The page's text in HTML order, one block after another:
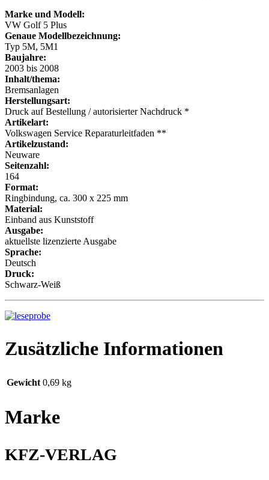
Marke und Modell:
VW Golf 5 Plus
Genaue Modellbezeichnung:
Typ 5M, 5M1
Baujahre:
2003 bis 2008
Inhalt/thema:
Bremsanlagen
Herstellungsart:
Druck auf Bestellung / autorisierter Nachdruck *
Artikelart:
Volkswagen Service Reparaturleitfaden **
Artikelzustand:
Neuware
Seitenzahl:
164
Format:
Ringbindung, ca. 300 x 225 mm
Material:
Einband aus Kunststoff
Ausgabe:
aktuellste lizenzierte Ausgabe
Sprache:
Deutsch
Druck:
Schwarz-Weiß
Zusätzliche Informationen
Gewicht 0,69 kg
Marke
KFZ-VERLAG